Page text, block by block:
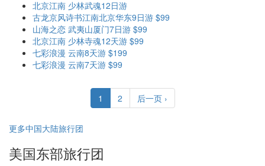
北京江南 少林武魂12日游
古龙京风诗书江南北京华东9日游 $99
山海之恋 武夷山厦门7日游 $99
北京江南 少林寺魂12天游 $99
七彩浪漫 云南8天游 $199
七彩浪漫 云南7天游 $99
1 2 后一页 ›
更多中国大陆旅行团
美国东部旅行团